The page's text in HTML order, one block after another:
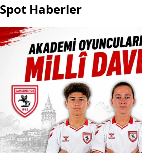
Spot Haberler